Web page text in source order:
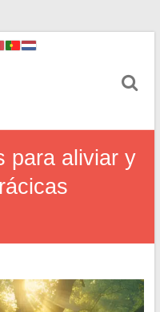
para aliviar y